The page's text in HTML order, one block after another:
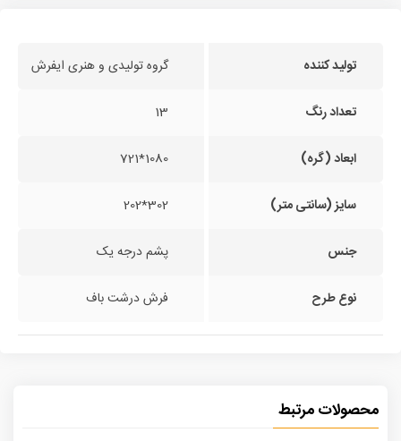
تولید کننده گروه تولیدی و هنری ایفرش
تعداد رنگ 13
ابعاد (گره) 1080*721
سایز (سانتی متر) 302*202
جنس پشم درجه یک
نوع طرح فرش درشت باف
محصولات مرتبط